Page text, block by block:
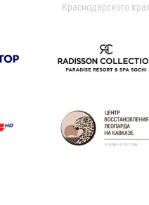
Краснодарского